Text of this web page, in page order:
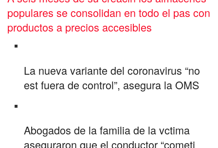
populares se consolidan en todo el pas con
productos a precios accesibles
La nueva variante del coronavirus “no
est fuera de control”, asegura la OMS
Abogados de la familia de la vctima
aseguraron que el conductor “cometi